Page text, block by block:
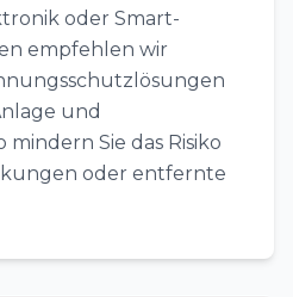
oder Smart-
empfehlen wir
und
Sie das Risiko
oder entfernte